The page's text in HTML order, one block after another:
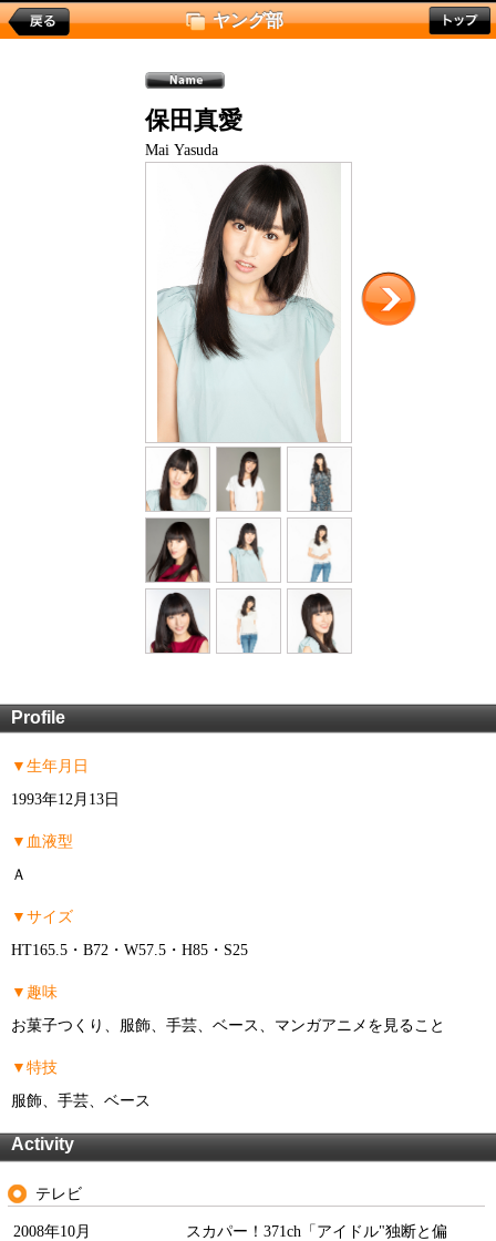
ヤング部
Profile
▼生年月日
1993年12月13日
▼血液型
Ａ
▼サイズ
HT165.5・B72・W57.5・H85・S25
▼趣味
お菓子つくり、服飾、手芸、ベース、マンガアニメを見ること
▼特技
服飾、手芸、ベース
保田真愛
Mai Yasuda
Activity
テレビ
2008年10月
スカパー！371ch「アイドル"独断と偏